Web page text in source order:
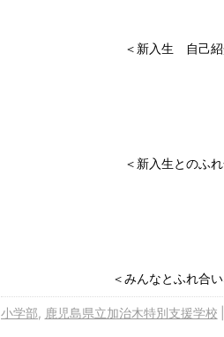
＜新入生 自己紹
＜新入生とのふれ合
＜みんなとふれ合いな
小学部 鹿児島県立加治木特別支援学校